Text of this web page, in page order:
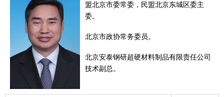
盟北京市委常委， 民盟北京东城区委主
委。
北京市政协常务委员。
北京安泰钢研超硬材料制品有限责任公司
技术副总。